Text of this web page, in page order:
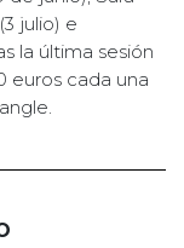
julio) e
la última sesión
euros cada una